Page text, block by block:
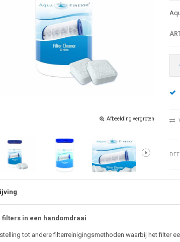
Afbeelding vergroten
filters in een handomdraai
tot andere filterreinigingsmethoden waarbij het filter